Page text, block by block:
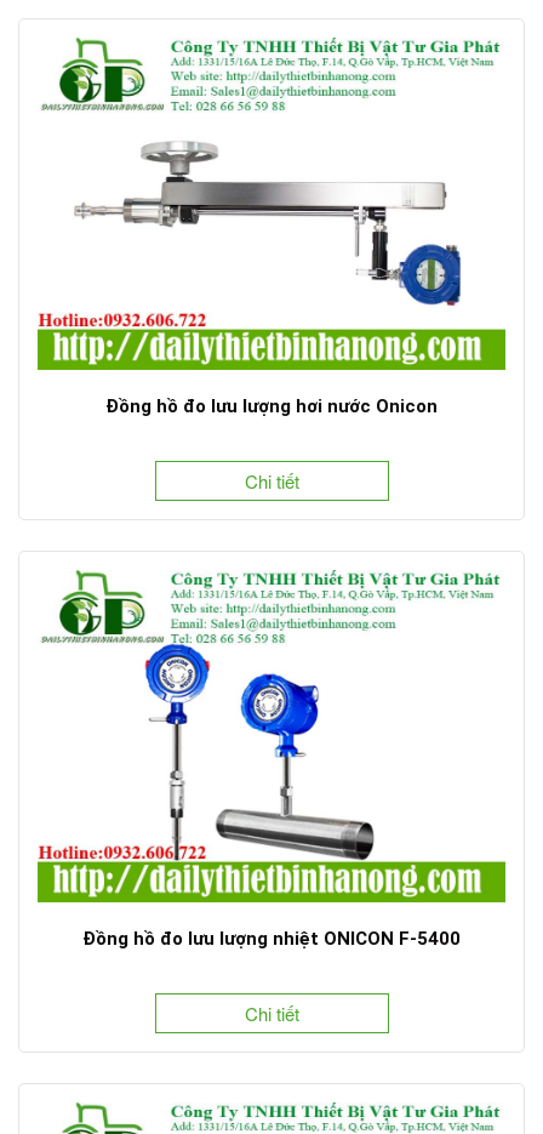
Đồng hồ đo lưu lượng hơi nước Onicon
Chi tiết
Đồng hồ đo lưu lượng nhiệt ONICON F-5400
Chi tiết